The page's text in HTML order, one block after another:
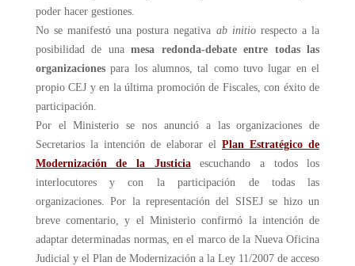
poder hacer gestiones.
No se manifestó una postura negativa ab initiorespecto a la
posibilidad de unamesa redonda-debate entre todas las
organizacionespara los alumnos, tal como tuvo lugar en el
propio CEJ y en la última promoción de Fiscales, con éxito de
participación.
Por el Ministerio se nos anunció a las organizaciones de
Secretarios la intención de elaborar elPlan Estratégico de
Modernización de la Justiciaescuchando a todos los
interlocutores y con la participación de todas las
organizaciones. Por la representación del SISEJ se hizo un
breve comentario, y el Ministerio confirmó la intención de
adaptar determinadas normas, en el marco de la Nueva Oficina
Judicial y el Plan de Modernización a la Ley 11/2007 de acceso